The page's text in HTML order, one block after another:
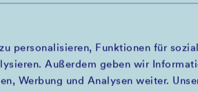
personalisieren, Funktionen für
Außerdem geben wir
Werbung und Analysen weiter.
AM RHEIN